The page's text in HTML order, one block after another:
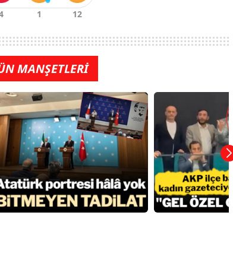
MANŞETLERİ